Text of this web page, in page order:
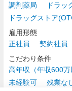
調剤薬局
ドラッ
ドラッグストア
雇用形態
正社員
契約社員
こだわり条件
高年収（年収600万
未経験可
残業な